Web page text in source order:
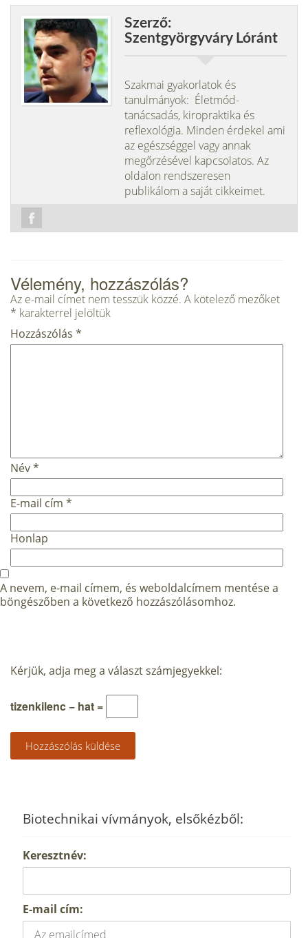
Szerző:
Szentgyörgyváry Lóránt
Szakmai gyakorlatok és
tanulmányok: Életmód-
tanácsadás, kiropraktika és
reflexológia. Minden érdekel ami
az egészséggel vagy annak
megőrzésével kapcsolatos. Az
oldalon rendszeresen
publikálom a saját cikkeimet.
Vélemény, hozzászólás?
Az e-mail címet nem tesszük közzé. A kötelező mezőket
* karakterrel jelöltük
Hozzászólás *
Név*
E-mail cím *
Honlap
A nevem, e-mail címem, és weboldalcímem mentése a
böngészőben a következő hozzászólásomhoz.
Kérjük, adja meg a választ számjegyekkel:
tizenkilenc − hat =
Biotechnikai vívmányok, elsőkézből:
Keresztnév:
E-mail cím: